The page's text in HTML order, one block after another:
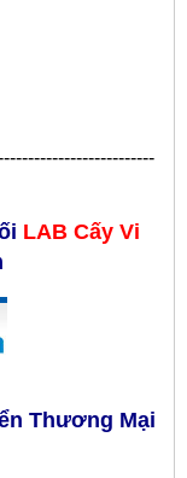
LAB Cấy Vi
Thương Mại